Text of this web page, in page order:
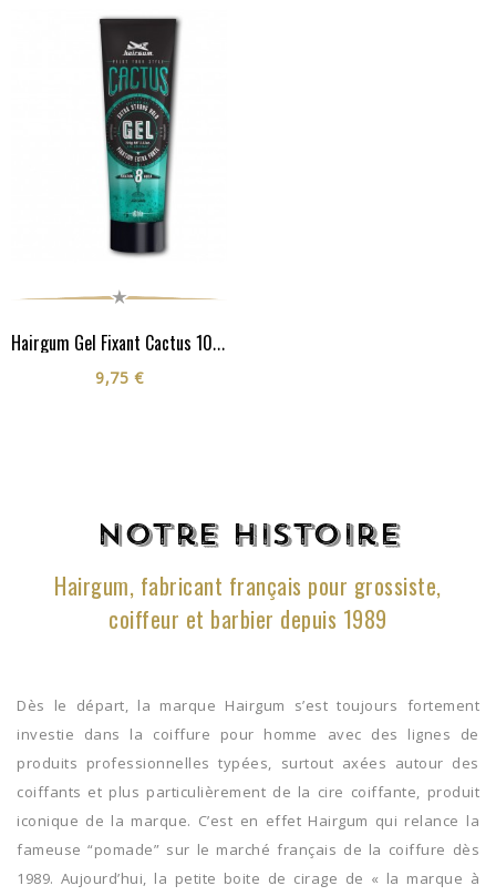
Hairgum Gel Fixant Cactus 100G
9,75 €
Notre histoire
Hairgum, fabricant français pour grossiste,
coiffeur et barbier depuis 1989
Dès le départ, la marque Hairgum s’est toujours fortement
investie dans la coiffure pour homme avec des lignes de
produits professionnelles typées, surtout axées autour des
coiffants et plus particulièrement de la cire coiffante, produit
iconique de la marque. C’est en effet Hairgum qui relance la
fameuse “pomade” sur le marché français de la coiffure dès
1989. Aujourd’hui, la petite boite de cirage de « la marque à